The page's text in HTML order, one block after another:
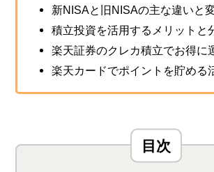
新NISAと旧NISAの主な違いと
積立投資を活用するメリットと
楽天証券のクレカ積立でお得に
楽天カードでポイントを貯める